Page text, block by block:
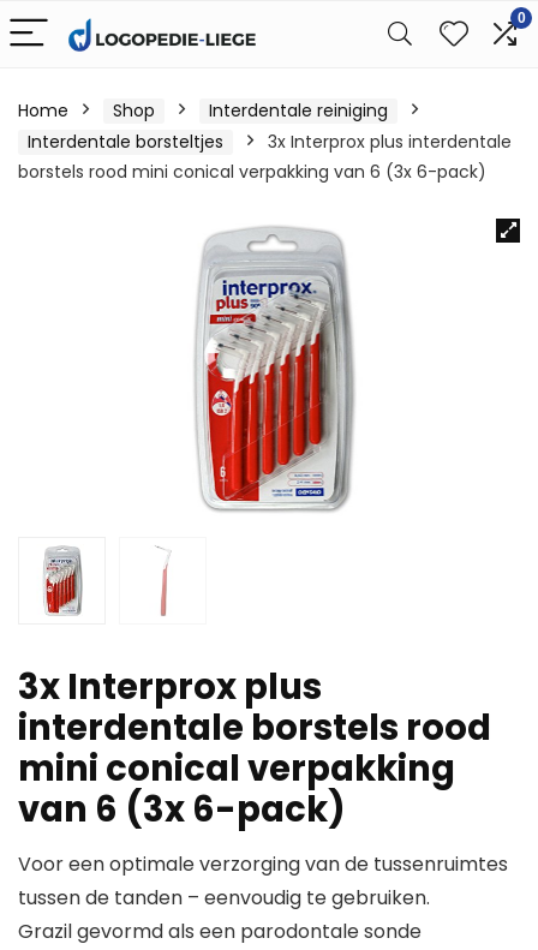
0
Home Shop
Interdentale reiniging
Interdentale borsteltjes
3x Interprox plus interdentale
borstels rood mini conical verpakking van 6 (3x 6-pack)
3x Interprox plus
interdentale borstels rood
mini conical verpakking
van 6 (3x 6-pack)
Voor een optimale verzorging van de tussenruimtes
tussen de tanden – eenvoudig te gebruiken.
Grazil gevormd als een parodontale sonde